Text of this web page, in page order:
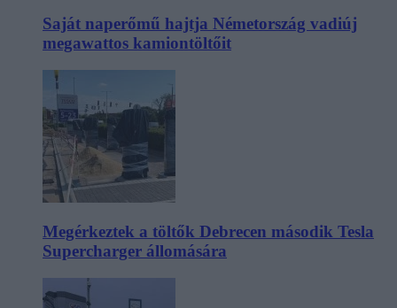
Saját naperőmű hajtja Németország vadiúj
megawattos kamiontöltőit
Megérkeztek a töltők Debrecen második Tesla
Supercharger állomására